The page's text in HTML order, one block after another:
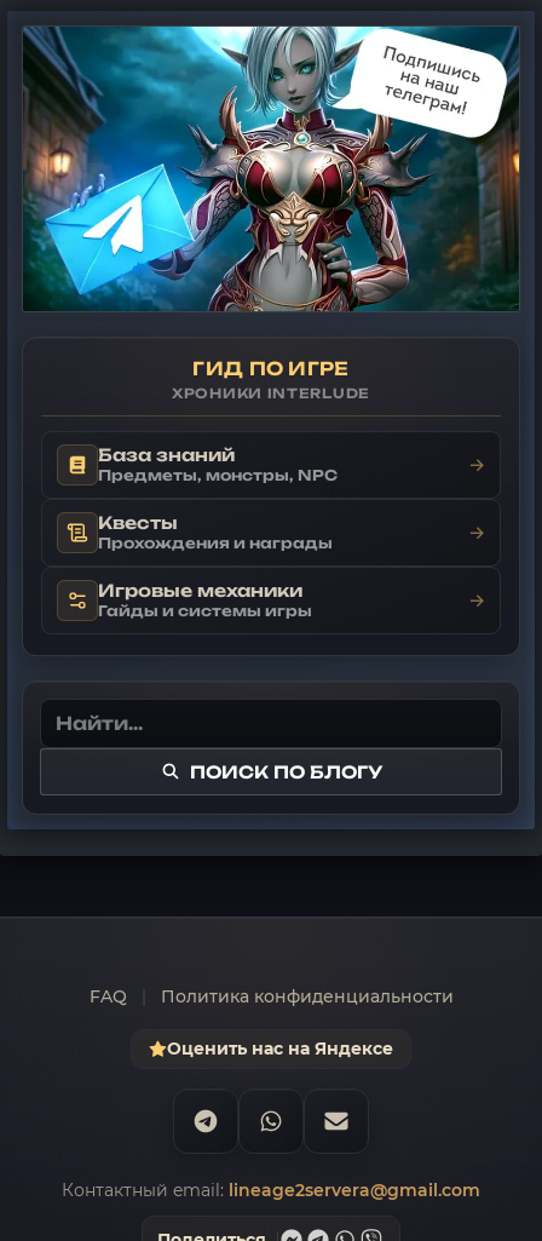
ГИД ПО ИГРЕ
ХРОНИКИ INTERLUDE
База знаний
Предметы, монстры, NPC →
Квесты
Прохождения и награды →
Игровые механики
Гайды и системы игры →
ПОИСК ПО БЛОГУ
FAQ Политика конфиденциальности
Оценить нас на Яндексе
Контактный email: lineage2servera@gmail.com